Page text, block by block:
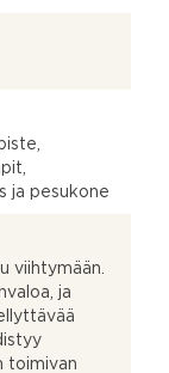
ja pesukone
viihtymään.
ja
toimivan